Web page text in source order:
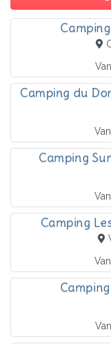
Camping du
Camping
Camping